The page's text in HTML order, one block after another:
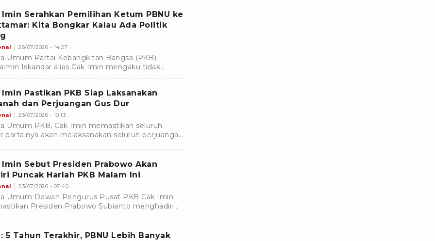
Imin Serahkan Pemilihan Ketum PBNU ke
Kita Bongkar Kalau Ada Politik
26/07/2026 - 14:27
Umum Partai Kebangkitan Bangsa (PKB)
Iskandar alias Cak Imin mengaku tidak
nama tertentu untuk menjadi calon Ketua
Imin Pastikan PKB Siap Laksanakan
dan Perjuangan Gus Dur
23/07/2026 - 10:13
Umum PKB, Cak Imin memastikan seluruh
partainya akan melaksanakan seluruh perjuangan
Imin Sebut Presiden Prabowo Akan
Puncak Harlah PKB Malam Ini
23/07/2026 - 07:40
Umum Dewan Pengurus Pusat PKB Cak Imin
Presiden Prabowo Subianto menghadiri
5 Tahun Terakhir, PBNU Lebih Banyak